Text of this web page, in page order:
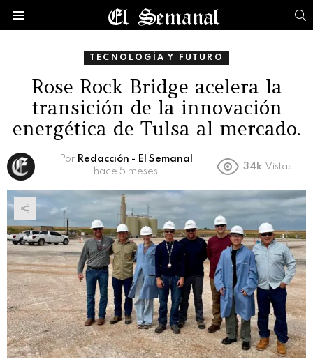
TECNOLOGÍA Y FUTURO
Rose Rock Bridge acelera la
transición de la innovación
energética de Tulsa al mercado.
Por Redacción - El Semanal
hace 5 meses
34k Vistas